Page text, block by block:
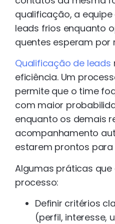
qualificação, a
leads frios enquanto
quentes esperam por
Qualificação de leads
eficiência. Um
permite que o time
com maior
enquanto os demais
acompanhamento
estarem prontos
Algumas práticas
processo:
Definir critérios
(perfil, interesse,